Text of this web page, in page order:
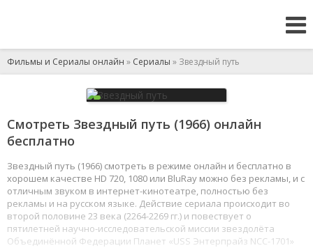
Фильмы и Сериалы онлайн » Сериалы » Звездный путь
Смотреть Звездный путь (1966) онлайн
бесплатно
Звездный путь (1966) смотреть в режиме онлайн и бесплатно в
хорошем качестве HD 720, 1080 или BluRay можно без рекламы, и с
отличным звуком в интернет-кинотеатре, полностью без
рекламы и на русском языке. Действие сериала происходит во
второй половине 23 века (2264-2269 гг.) и повествует о
пятилетней научно-исследовательской миссии звездолёта
Объединённой Федерации Планет «USS Энтерпрайз NCC-1701»